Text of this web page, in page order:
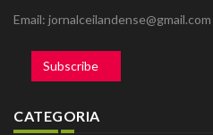
Email: jornalceilandense@gmail.com
Subscribe
CATEGORIA